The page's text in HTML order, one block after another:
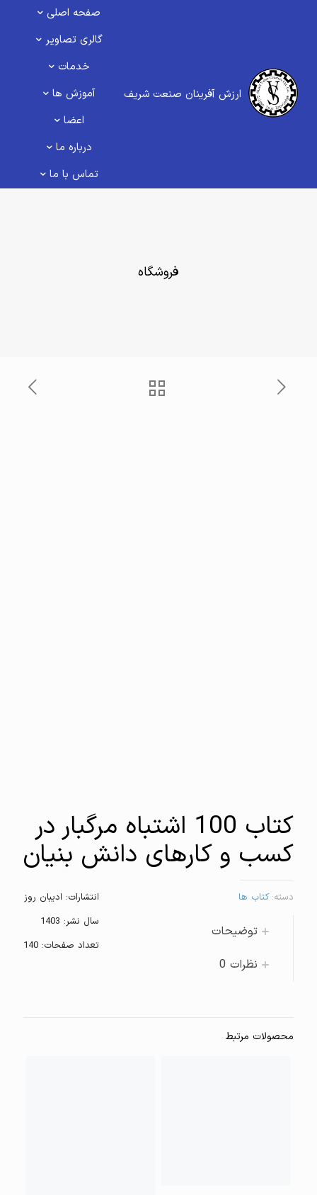
ارزش آفرینان صنعت شریف
صفحه اصلی
گالری تصاویر
خدمات
آموزش ها
اعضا
درباره ما
تماس با ما
فروشگاه
کتاب 100 اشتباه مرگبار در
کسب‌ و کارهای دانش‌ بنیان
انتشارات: ادیبان روز
سال نشر: 1403
تعداد صفحات: 140
دسته:کتاب ها
توضیحات
نظرات 0
محصولات مرتبط